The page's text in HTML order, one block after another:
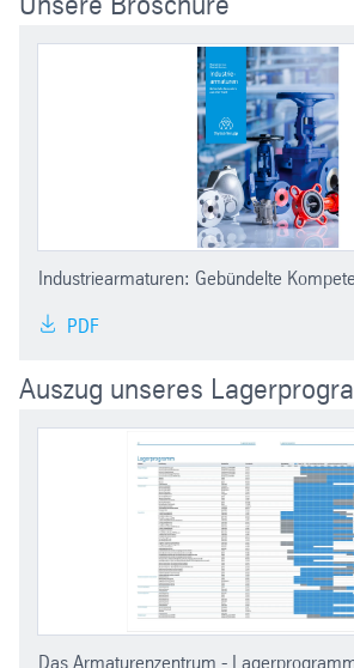
Industriearmaturen: Gebündelte
PDF
Auszug unseres
Das Armaturenzentrum -